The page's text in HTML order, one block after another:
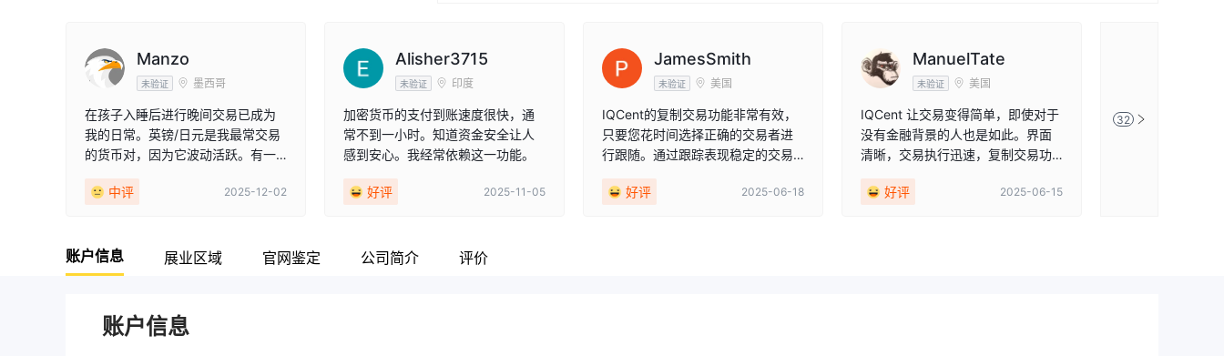
9 7
8
9
Manzo
未验证 墨西哥
在孩子入睡后进行晚间交易已成为
我的日常。英镑/日元是我最常交易
的货币对，因为它波动活跃。有一
仓并不成问题。
中评 2025-12-02
Alisher3715
未验证 印度
加密货币的支付到账速度很快，通
常不到一小时。知道资金安全让人
感到安心。我经常依赖这一功能。
好评 2025-11-05
JamesSmith
未验证 美国
IQCent的复制交易功能非常有效，
只要您花时间选择正确的交易者进
行跟随。通过跟踪表现稳定的交易
果。平台本身易于使用，移动版本
好评 2025-06-18
ManuelTate
未验证 美国
IQCent 让交易变得简单，即使对于
没有金融背景的人也是如此。界面
清晰，交易执行迅速，复制交易功
担巨大风险。
好评 2025-06-15
没想到会这么喜
32
账户信息 展业区域 官网鉴定 公司简介 评价
账户信息